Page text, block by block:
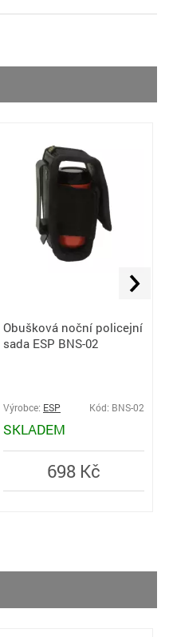
Obušková noční policejní
sada ESP BNS-02
Výrobce: ESP Kód: BNS-02
SKLADEM
698 Kč